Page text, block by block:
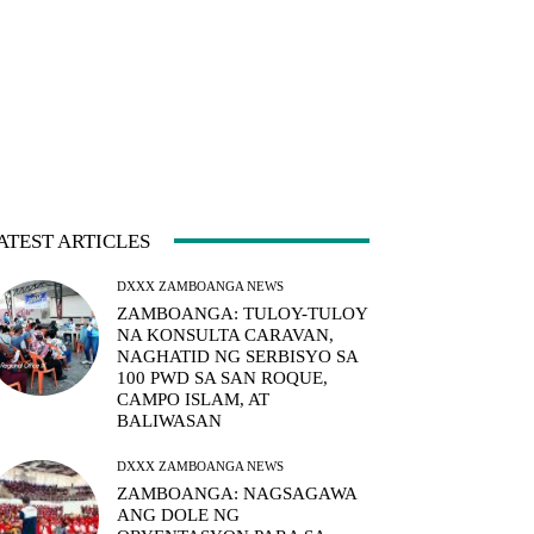
ARTICLES
DXXX ZAMBOANGA NEWS
ZAMBOANGA: TULOY-TULOY
NA KONSULTA CARAVAN,
NAGHATID NG SERBISYO SA
100 PWD SA SAN ROQUE,
CAMPO ISLAM, AT
BALIWASAN
DXXX ZAMBOANGA NEWS
ZAMBOANGA: NAGSAGAWA
ANG DOLE NG